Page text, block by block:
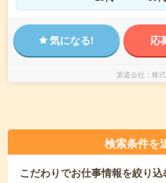
気になる! 応
派遣会社 株
検索条件を
こだわりでお仕事情報を絞り込